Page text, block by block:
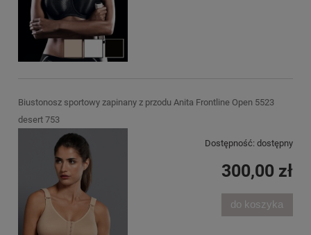
Biustonosz sportowy zapinany z przodu Anita Frontline Open 5523
desert 753
Dostępność: dostępny
300,00 zł
do koszyka